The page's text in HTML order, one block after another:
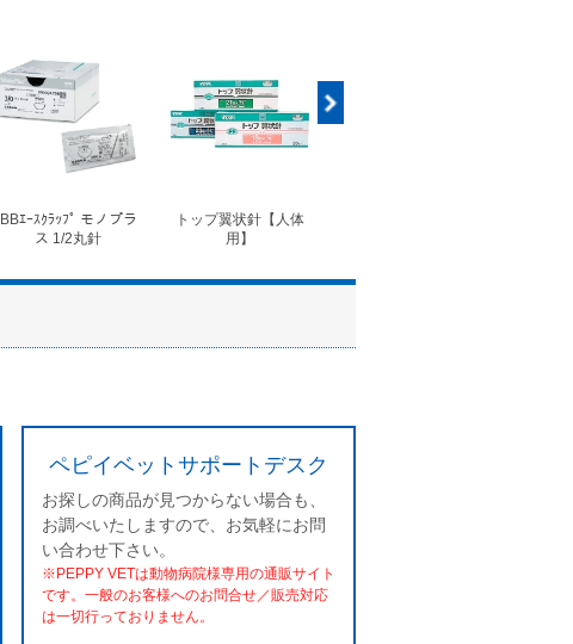
BBｴｰｽｸﾗｯﾌﾟ モノプラ
ス 1/2丸針
トップ翼状針【人体
用】
ペピイベットサポートデスク
お探しの商品が見つからない場合も、
お調べいたしますので、お気軽にお問
い合わせ下さい。
※PEPPY VETは動物病院様専用の通販サイト
です。一般のお客様へのお問合せ／販売対応
は一切行っておりません。